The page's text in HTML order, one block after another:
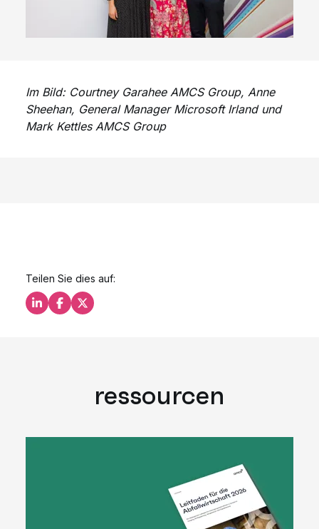
Im Bild: Courtney Garahee AMCS Group, Anne
Sheehan, General Manager Microsoft Irland und
Mark Kettles AMCS Group
Teilen Sie dies auf:
Teilen Sie dies auf LinkedIn
Teilen Sie dies auf Facebook
Teilen Sie dies auf X
ressourcen